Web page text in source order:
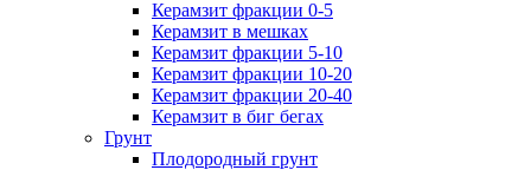
Керамзит фракции 0-5
Керамзит в мешках
Керамзит фракции 5-10
Керамзит фракции 10-20
Керамзит фракции 20-40
Керамзит в биг бегах
Грунт
Плодородный грунт